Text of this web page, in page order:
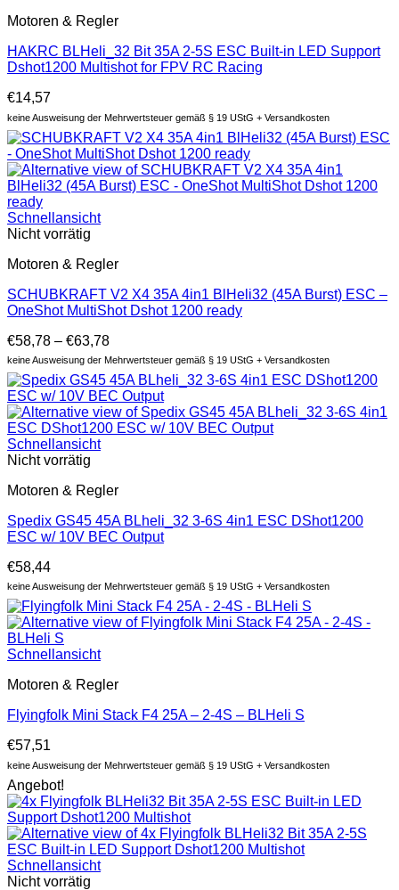
Motoren & Regler
HAKRC BLHeli_32 Bit 35A 2-5S ESC Built-in LED Support
Dshot1200 Multishot for FPV RC Racing
€14,57
keine Ausweisung der Mehrwertsteuer gemäß § 19 UStG + Versandkosten
Schnellansicht
Nicht vorrätig
Motoren & Regler
SCHUBKRAFT V2 X4 35A 4in1 BlHeli32 (45A Burst) ESC –
OneShot MultiShot Dshot 1200 ready
€58,78 – €63,78
keine Ausweisung der Mehrwertsteuer gemäß § 19 UStG + Versandkosten
Schnellansicht
Nicht vorrätig
Motoren & Regler
Spedix GS45 45A BLheli_32 3-6S 4in1 ESC DShot1200
ESC w/ 10V BEC Output
€58,44
keine Ausweisung der Mehrwertsteuer gemäß § 19 UStG + Versandkosten
Schnellansicht
Motoren & Regler
Flyingfolk Mini Stack F4 25A – 2-4S – BLHeli S
€57,51
keine Ausweisung der Mehrwertsteuer gemäß § 19 UStG + Versandkosten
Angebot!
Schnellansicht
Nicht vorrätig